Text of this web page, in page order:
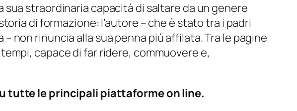
sua straordinaria capacità di saltare da un genere
di formazione: l’autore – che è stato tra i padri
non rinuncia alla sua penna più affilata. Tra le pagine
capace di far ridere, commuovere e,
tutte le principali piattaforme on line.